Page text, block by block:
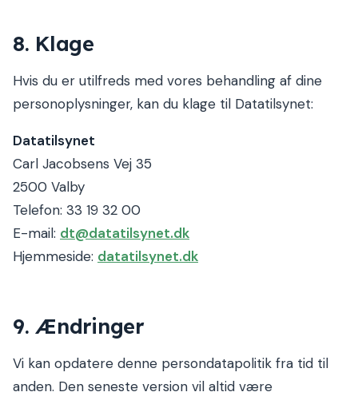
8. Klage
Hvis du er utilfreds med vores behandling af dine
personoplysninger, kan du klage til Datatilsynet:
Datatilsynet
Carl Jacobsens Vej 35
2500 Valby
Telefon: 33 19 32 00
E-mail: dt@datatilsynet.dk
Hjemmeside: datatilsynet.dk
9. Ændringer
Vi kan opdatere denne persondatapolitik fra tid til
anden. Den seneste version vil altid være